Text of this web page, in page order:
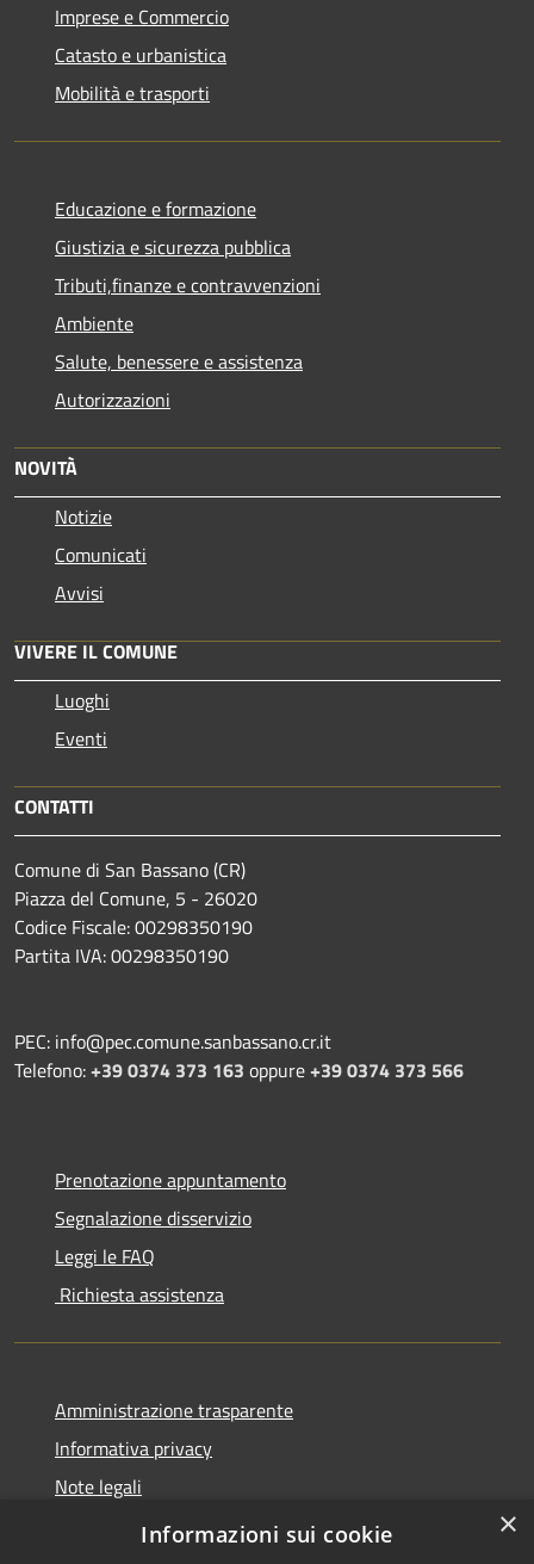
Imprese e Commercio
Catasto e urbanistica
Mobilità e trasporti
Educazione e formazione
Giustizia e sicurezza pubblica
Tributi,finanze e contravvenzioni
Ambiente
Salute, benessere e assistenza
Autorizzazioni
NOVITÀ
Notizie
Comunicati
Avvisi
VIVERE IL COMUNE
Luoghi
Eventi
CONTATTI
Comune di San Bassano (CR)
Piazza del Comune, 5 - 26020
Codice Fiscale: 00298350190
Partita IVA: 00298350190
PEC: info@pec.comune.sanbassano.cr.it
Telefono:+39 0374 373 163 oppure+39 0374 373 566
Prenotazione appuntamento
Segnalazione disservizio
Leggi le FAQ
Richiesta assistenza
Amministrazione trasparente
Informativa privacy
Note legali
Dichiarazione di accessibilità
×
Informazioni sui cookie